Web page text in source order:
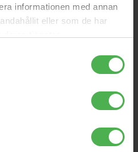
informationen med annan
eller som de har
USB-C 3.2 Gen1 Ma >
DisplayPort Fe 0.2m
3.2 Gen 1-adaptern. Gör att du
kan ansluta en skärm till din